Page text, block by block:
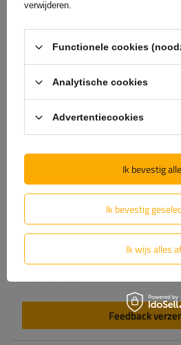
De inhoud van uw beoordeling
Voeg je eigen productfoto toe:
Uw naam
Uw email
Feedback
verwijderen.
Functionele cookies
Analytische cookies
Advertentiecookies
Ik bevestig
Ik wijs alles
Ik bevestig